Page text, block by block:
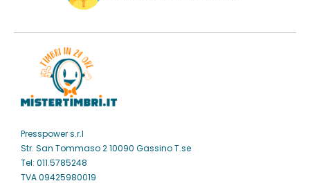
Presspower s.r.l
Str. San Tommaso 2 10090 Gassino T.se
Tel: 011.5785248
TVA 09425980019